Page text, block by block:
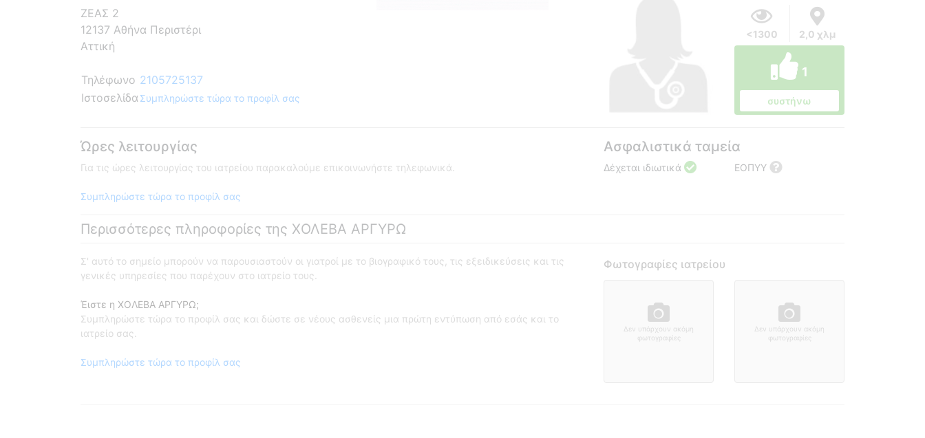
ΖΕΑΣ 2
12137 Αθήνα Περιστέρι
Αττική
Τηλέφωνο 2105725137
Ιστοσελίδα Συμπληρώστε τώρα το προφίλ σας
<1300 2,0 χλμ
1
συστήνω
Ώρες λειτουργίας
Για τις ώρες λειτουργίας του ιατρείου παρακαλούμε επικοινωνήστε τηλεφωνικά.
Συμπληρώστε τώρα το προφίλ σας
Ασφαλιστικά ταμεία
Δέχεται ιδιωτικά ΕΟΠΥΥ
Περισσότερες πληροφορίες της ΧΟΛΕΒΑ ΑΡΓΥΡΩ
Σ' αυτό το σημείο μπορούν να παρουσιαστούν οι γιατροί με το βιογραφικό τους, τις εξειδικεύσεις και τις
γενικές υπηρεσίες που παρέχουν στο ιατρείο τους.
Έιστε η ΧΟΛΕΒΑ ΑΡΓΥΡΩ;
Συμπληρώστε τώρα το προφίλ σας και δώστε σε νέους ασθενείς μια πρώτη εντύπωση από εσάς και το
ιατρείο σας.
Συμπληρώστε τώρα το προφίλ σας
Φωτογραφίες ιατρείου
Δεν υπάρχουν ακόμη
φωτογραφίες
Δεν υπάρχουν ακόμη
φωτογραφίες